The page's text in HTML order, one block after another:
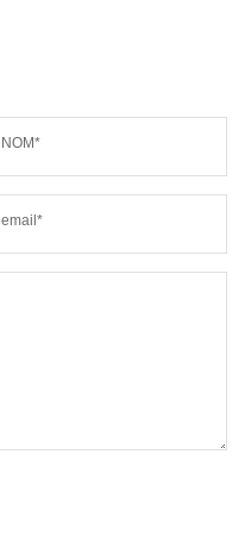
NOM*
email*